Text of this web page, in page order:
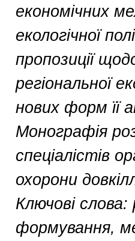
економічних
екологічної
пропозиції
регіональної
нових форм її
Монографія
спеціалістів
охорони
Ключові слова:
формування,